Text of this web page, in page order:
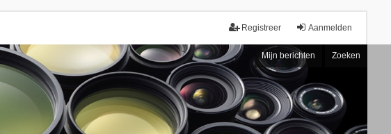
Aanmelden
Registreer
Mijn berichten Zoeken